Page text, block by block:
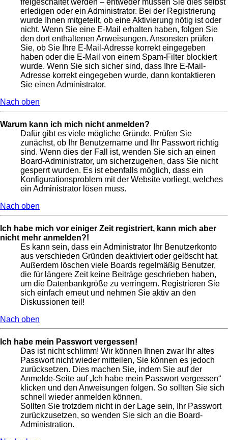
freigeschaltet werden – entweder müssen Sie dies selbst
erledigen oder ein Administrator. Bei der Registrierung
wurde Ihnen mitgeteilt, ob eine Aktivierung nötig ist oder
nicht. Wenn Sie eine E-Mail erhalten haben, folgen Sie
den dort enthaltenen Anweisungen. Ansonsten prüfen
Sie, ob Sie Ihre E-Mail-Adresse korrekt eingegeben
haben oder die E-Mail von einem Spam-Filter blockiert
wurde. Wenn Sie sich sicher sind, dass Ihre E-Mail-
Adresse korrekt eingegeben wurde, dann kontaktieren
Sie einen Administrator.
Nach oben
Warum kann ich mich nicht anmelden?
Dafür gibt es viele mögliche Gründe. Prüfen Sie
zunächst, ob Ihr Benutzername und Ihr Passwort richtig
sind. Wenn dies der Fall ist, wenden Sie sich an einen
Board-Administrator, um sicherzugehen, dass Sie nicht
gesperrt wurden. Es ist ebenfalls möglich, dass ein
Konfigurationsproblem mit der Website vorliegt, welches
ein Administrator lösen muss.
Nach oben
Ich habe mich vor einiger Zeit registriert, kann mich aber
nicht mehr anmelden?!
Es kann sein, dass ein Administrator Ihr Benutzerkonto
aus verschieden Gründen deaktiviert oder gelöscht hat.
Außerdem löschen viele Boards regelmäßig Benutzer,
die für längere Zeit keine Beiträge geschrieben haben,
um die Datenbankgröße zu verringern. Registrieren Sie
sich einfach erneut und nehmen Sie aktiv an den
Diskussionen teil!
Nach oben
Ich habe mein Passwort vergessen!
Das ist nicht schlimm! Wir können Ihnen zwar Ihr altes
Passwort nicht wieder mitteilen, Sie können es jedoch
zurücksetzen. Dies machen Sie, indem Sie auf der
Anmelde-Seite auf „Ich habe mein Passwort vergessen“
klicken und den Anweisungen folgen. So sollten Sie sich
schnell wieder anmelden können.
Sollten Sie trotzdem nicht in der Lage sein, Ihr Passwort
zurückzusetzen, so wenden Sie sich an die Board-
Administration.